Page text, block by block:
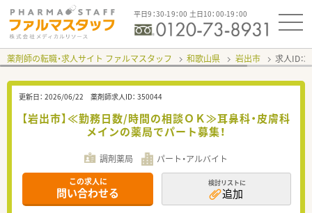
平日9：30-19：00 土日10：00-19：00
薬剤師の転職・求人サイト ファルマスタッフ 和歌山県 岩出市 求人ID：
更新日： 2026/06/22 薬剤師求人ID： 350044
【岩出市】≪勤務日数/時間の相談ＯＫ≫耳鼻科・皮膚科
メインの薬局でパート募集！
調剤薬局 パート・アルバイト
この求人に
問い合わせる
検討リストに
追加